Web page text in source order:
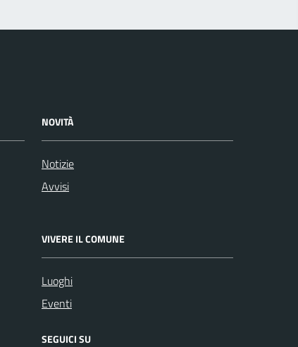
NOVITÀ
Notizie
Avvisi
VIVERE IL COMUNE
Luoghi
Eventi
SEGUICI SU